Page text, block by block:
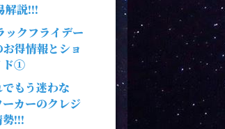
解説!!!
ックフライデー
得情報とショ
ド①
でもう迷わな
カーのクレジ
勢!!!